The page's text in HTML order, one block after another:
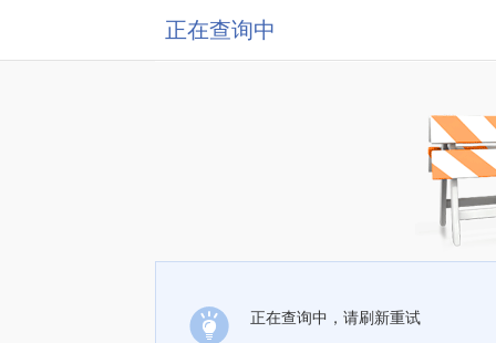
正在查询中
正在查询中，请刷新重试